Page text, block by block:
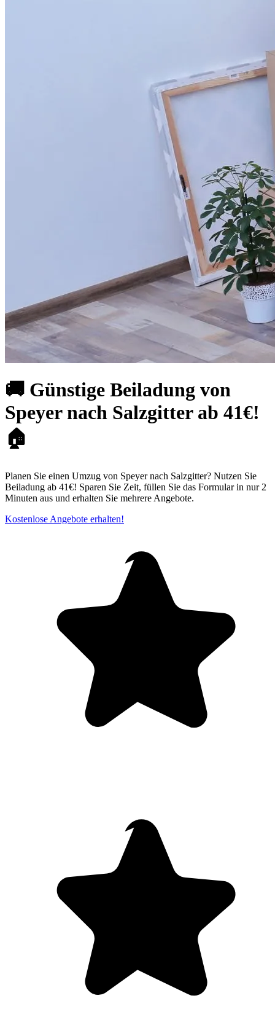
🚚 Günstige Beiladung von
Speyer nach Salzgitter ab 41€!
🏠
Planen Sie einen Umzug von Speyer nach Salzgitter? Nutzen Sie
Beiladung ab 41€! Sparen Sie Zeit, füllen Sie das Formular in nur 2
Minuten aus und erhalten Sie mehrere Angebote.
Kostenlose Angebote erhalten!